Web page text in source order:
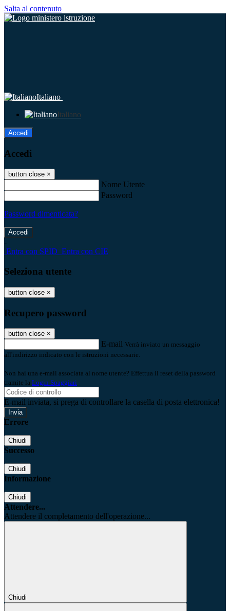
Salta al contenuto
Italiano
Italiano
Accedi
Accedi
button close ×
Nome Utente
Password
Password dimenticata?
-
Entra con SPID Entra con CIE
Seleziona utente
button close ×
Recupero password
button close ×
E-mail Verrà inviato un messaggio
all'indirizzo indicato con le istruzioni necessarie.
Non hai una e-mail associata al nome utente? Effettua il reset della password
tramite la Login Spaggiari
E-mail inviata, si prega di controllare la casella di posta elettronica!
Errore
Chiudi
Successo
Chiudi
Informazione
Chiudi
Attendere...
Attendere il completamento dell'operazione...
Chiudi